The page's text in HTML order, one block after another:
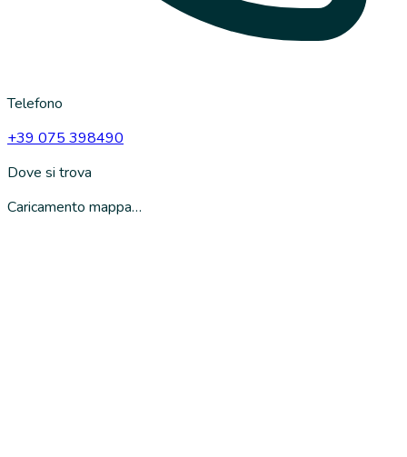
Telefono
+39 075 398490
Dove si trova
Caricamento mappa…